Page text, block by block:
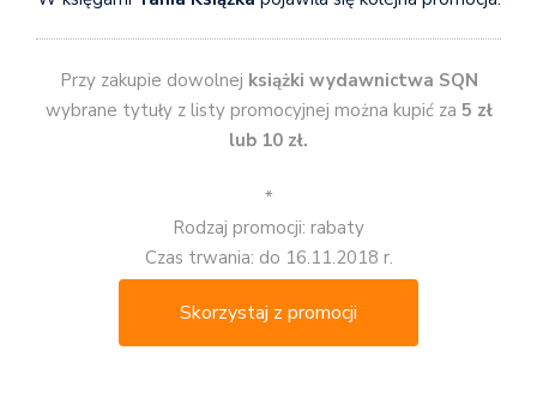
Przy zakupie dowolnej książki wydawnictwa SQN
wybrane tytuły z listy promocyjnej można kupić za 5 zł
lub 10 zł.
*
Rodzaj promocji: rabaty
Czas trwania: do 16.11.2018 r.
Skorzystaj z promocji